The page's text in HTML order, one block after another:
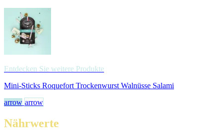
Entdecken Sie weitere Produkte
Mini-Sticks Roquefort Trockenwurst Walnüsse Salami
arrow arrow
Nährwerte